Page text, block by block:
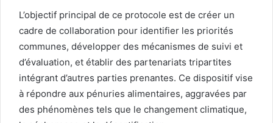
L’objectif principal de ce protocole est de créer un
cadre de collaboration pour identifier les priorités
communes, développer des mécanismes de suivi et
d’évaluation, et établir des partenariats tripartites
intégrant d’autres parties prenantes. Ce dispositif vise
à répondre aux pénuries alimentaires, aggravées par
des phénomènes tels que le changement climatique,